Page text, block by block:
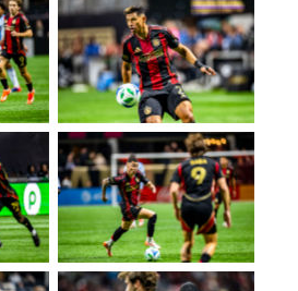
No Caption
No Caption